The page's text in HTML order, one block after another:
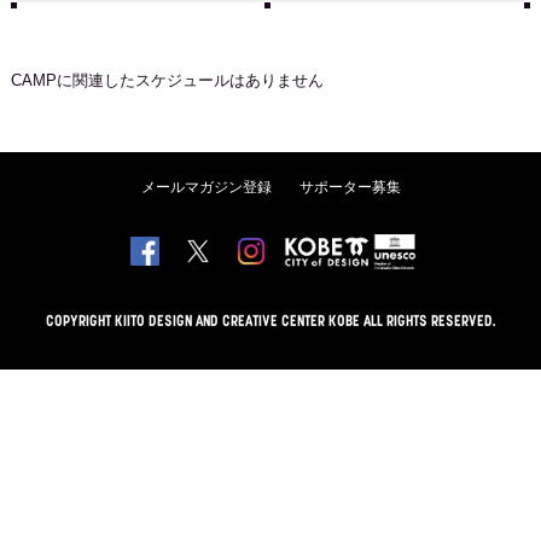
CAMPに関連したスケジュールはありません
メールマガジン登録 サポーター募集
COPYRIGHT KIITO DESIGN AND CREATIVE CENTER KOBE ALL RIGHTS RESERVED.